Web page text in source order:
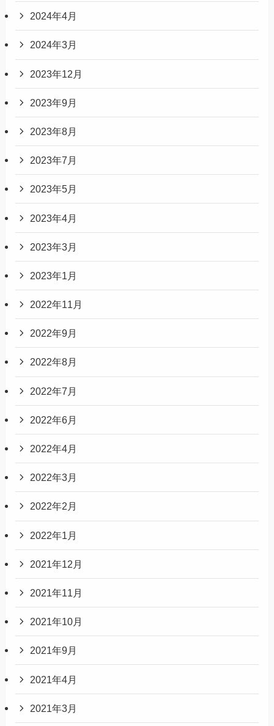
2024年4月
2024年3月
2023年12月
2023年9月
2023年8月
2023年7月
2023年5月
2023年4月
2023年3月
2023年1月
2022年11月
2022年9月
2022年8月
2022年7月
2022年6月
2022年4月
2022年3月
2022年2月
2022年1月
2021年12月
2021年11月
2021年10月
2021年9月
2021年4月
2021年3月